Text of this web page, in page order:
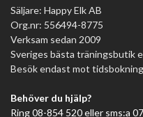
Säljare: Happy Elk AB
Org.nr: 556494-8775
Verksam sedan 2009
Sveriges bästa träningsbutik
Besök endast mot tidsbokning
Behöver du hjälp?
Ring 08-854 520 eller sms:a